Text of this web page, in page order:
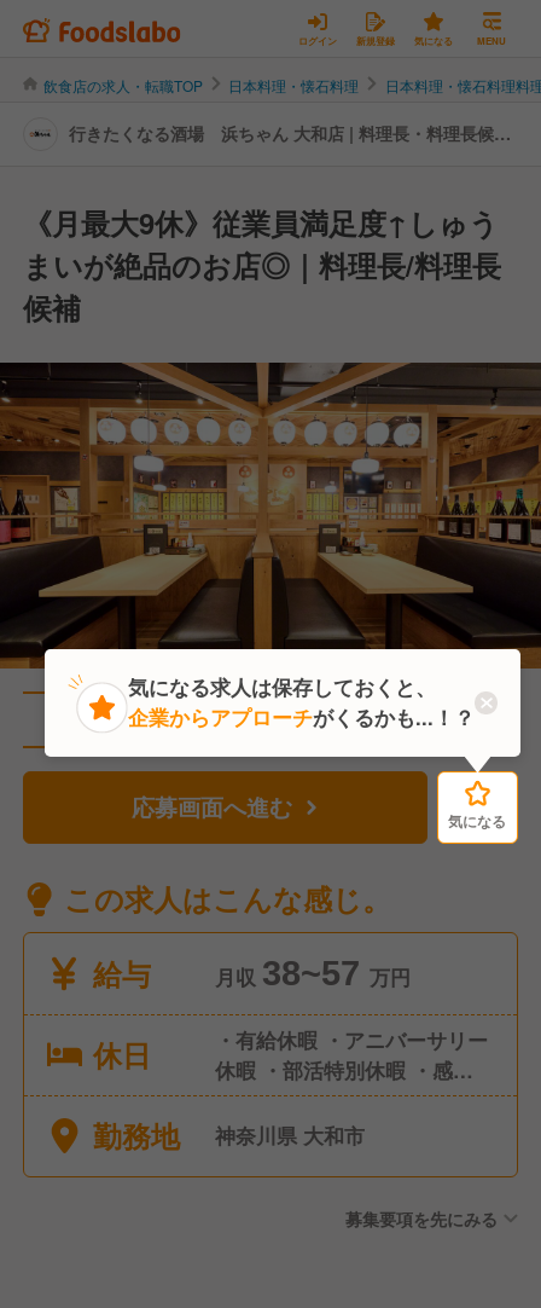
ログイン 新規登録 気になる MENU
飲食店の求人・転職TOP 日本料理・懐石料理 日本料理・懐石料理料
行きたくなる酒場 浜ちゃん 大和店 | 料理長・料理長候補
《月最大9休》従業員満足度↑しゅう
まいが絶品のお店◎｜料理長/料理長
候補
直近2人がこの求人を検討中
応募画面へ進む 気になる
この求人はこんな感じ。
給与
月収 38~57 万円
休日
・有給休暇 ・アニバーサリー
休暇 ・部活特別休暇 ・感染症
による休暇 ・慶弔休暇 ・永年
勤続休暇 ・店舗休暇 ・産前産
勤務地 神奈川県 大和市
募集要項を先にみる
気になる
気になる求人は保存しておくと、
企業からアプローチがくるかも...！？